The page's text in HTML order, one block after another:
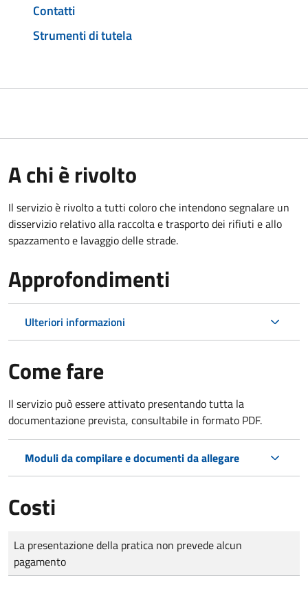
Contatti
Strumenti di tutela
A chi è rivolto
Il servizio è rivolto a tutti coloro che intendono segnalare un
disservizio relativo alla raccolta e trasporto dei rifiuti e allo
spazzamento e lavaggio delle strade.
Approfondimenti
Ulteriori informazioni
Come fare
Il servizio può essere attivato presentando tutta la
documentazione prevista, consultabile in formato PDF.
Moduli da compilare e documenti da allegare
Costi
Tipo di pagamento
Importo
La presentazione della pratica non prevede alcun
pagamento